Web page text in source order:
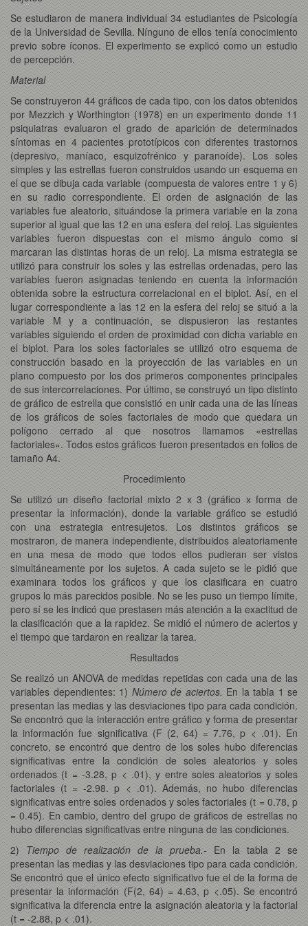
Se estudiaron de manera individual 34 estudiantes de Psicología
de la Universidad de Sevilla. Nínguno de ellos tenía conocimiento
previo sobre íconos. El experimento se explicó como un estudio
de percepción.
Material
Se construyeron 44 gráficos de cada tipo, con los datos obtenidos
por Mezzich y Worthington (1978) en un experimento donde 11
psiquiatras evaluaron el grado de aparición de determinados
síntomas en 4 pacientes prototípicos con diferentes trastornos
(depresivo, maníaco, esquizofrénico y paranoíde). Los soles
simples y las estrellas fueron construidos usando un esquema en
el que se dibuja cada variable (compuesta de valores entre 1 y 6)
en su radio correspondiente. El orden de asignación de las
variables fue aleatorio, situándose la primera variable en la zona
superior al igual que las 12 en una esfera del reloj. Las siguientes
variables fueron dispuestas con el mismo ángulo como si
marcaran las distintas horas de un reloj. La misma estrategia se
utilizó para construir los soles y las estrellas ordenadas, pero las
variables fueron asignadas teniendo en cuenta la información
obtenida sobre la estructura correlacional en el biplot. Así, en el
lugar correspondiente a las 12 en la esfera del reloj se situó a la
variable M y a continuación, se dispusieron las restantes
variables siguiendo el orden de proximidad con dicha variable en
el biplot. Para los soles factoriales se utilizó otro esquema de
construcción basado en la proyección de las variables en un
plano compuesto por los dos primeros componentes principales
de sus intercorrelaciones. Por último, se construyó un tipo distinto
de gráfico de estrella que consistió en unir cada una de las líneas
de los gráficos de soles factoriales de modo que quedara un
polígono cerrado al que nosotros llamamos «estrellas
factoriales». Todos estos gráficos fueron presentados en folios de
tamaño A4.
Procedimiento
Se utilizó un diseño factorial mixto 2 x 3 (gráfico x forma de
presentar la información), donde la variable gráfico se estudió
con una estrategia entresujetos. Los distintos gráficos se
mostraron, de manera independiente, distribuidos aleatoriamente
en una mesa de modo que todos ellos pudieran ser vistos
simultáneamente por los sujetos. A cada sujeto se le pidió que
examinara todos los gráficos y que los clasificara en cuatro
grupos lo más parecidos posible. No se les puso un tiempo límite,
pero sí se les indicó que prestasen más atención a la exactitud de
la clasificación que a la rapidez. Se midió el número de aciertos y
el tiempo que tardaron en realizar la tarea.
Resultados
Se realizó un ANOVA de medidas repetidas con cada una de las
variables dependientes: 1) Número de aciertos. En la tabla 1 se
presentan las medias y las desviaciones tipo para cada condición.
Se encontró que la interacción entre gráfico y forma de presentar
la información fue significativa (F (2, 64) = 7.76, p < .01). En
concreto, se encontró que dentro de los soles hubo diferencias
significativas entre la condición de soles aleatorios y soles
ordenados (t = -3.28, p < .01), y entre soles aleatorios y soles
factoriales (t = -2.98. p < .01). Además, no hubo diferencias
significativas entre soles ordenados y soles factoriales (t = 0.78, p
= 0.45). En cambio, dentro del grupo de gráficos de estrellas no
hubo diferencias significativas entre ninguna de las condiciones.
2) Tiempo de realización de la prueba.- En la tabla 2 se
presentan las medias y las desviaciones tipo para cada condición.
Se encontró que el único efecto significativo fue el de la forma de
presentar la información (F(2, 64) = 4.63, p <.05). Se encontró
significativa la diferencia entre la asignación aleatoria y la factorial
(t = -2.88, p < .01).